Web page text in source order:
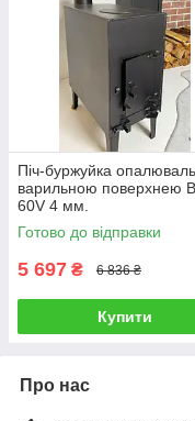
Піч-буржуйка
варильною поверхнею
60V 4 мм.
Готово до відправки
5 697 ₴ 6 836 ₴
Купити
Про нас